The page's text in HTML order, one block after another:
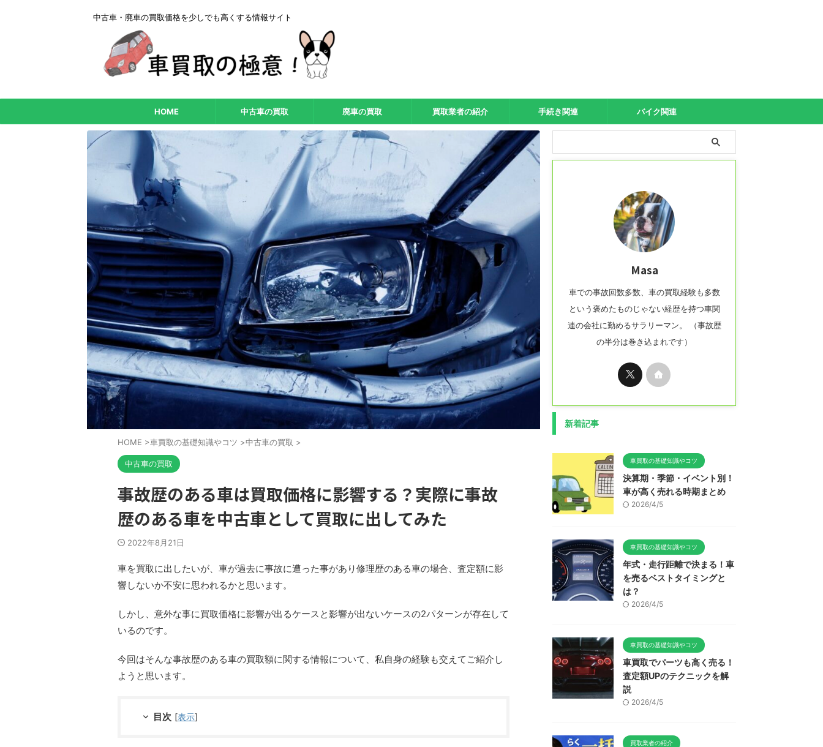
中古車・廃車の買取価格を少しでも高くする情報サイト
HOME 中古車の買取 廃車の買取 買取業者の紹介 手続き関連 バイク関連
HOME >車買取の基礎知識やコツ >中古車の買取 >
中古車の買取
事故歴のある車は買取価格に影響する？実際に事故
歴のある車を中古車として買取に出してみた
2022年8月21日
車を買取に出したいが、車が過去に事故に遭った事があり修理歴のある車の場合、査定額に影
響しないか不安に思われるかと思います。
しかし、意外な事に買取価格に影響が出るケースと影響が出ないケースの2パターンが存在して
いるのです。
今回はそんな事故歴のある車の買取額に関する情報について、私自身の経験も交えてご紹介し
ようと思います。
目次 [表示]
Masa
車での事故回数多数、車の買取経験も多数
という褒めたものじゃない経歴を持つ車関
連の会社に勤めるサラリーマン。 （事故歴
の半分は巻き込まれです）
新着記事
車買取の基礎知識やコツ
決算期・季節・イベント別！
車が高く売れる時期まとめ
2026/4/5
車買取の基礎知識やコツ
年式・走行距離で決まる！車
を売るベストタイミングと
は？
2026/4/5
車買取の基礎知識やコツ
車買取でパーツも高く売る！
査定額UPのテクニックを解
説
2026/4/5
買取業者の紹介